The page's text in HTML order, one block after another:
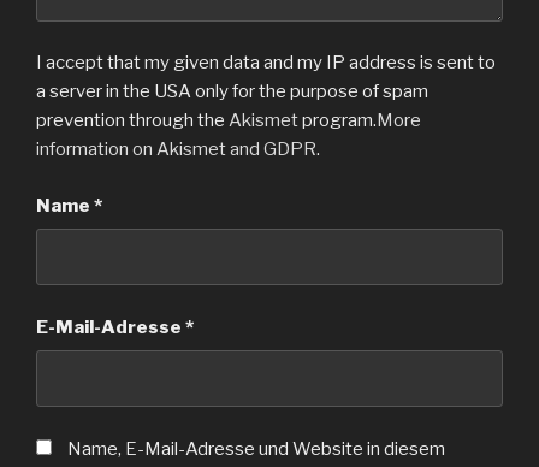
I accept that my given data and my IP address is sent to
a server in the USA only for the purpose of spam
prevention through the Akismetprogram.More
information on Akismet and GDPR.
Name *
E-Mail-Adresse *
Name, E-Mail-Adresse und Website in diesem